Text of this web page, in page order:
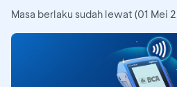
Masa berlaku sudah lewat (01 Mei